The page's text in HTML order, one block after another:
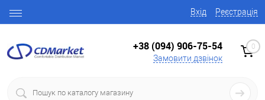
Вхід Реєстрація
+38 (094) 906-75-54
Замовити дзвінок
0